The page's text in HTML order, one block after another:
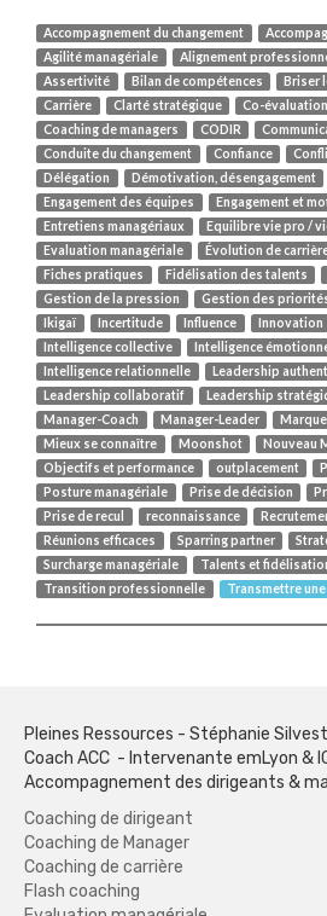
Accompagnement du changement
Agilité managériale
Alignement
Assertivité
Bilan de compétences Briser
Carrière
Clarté stratégique Co-évaluation
Coaching de managers
CODIR
Conduite du changement
Confiance
Délégation
Démotivation, désengagement
Engagement des équipes
Engagement et
Entretiens managériaux
Equilibre vie pro /
Evaluation managériale
Évolution de
Fiches pratiques
Fidélisation des talents
Gestion de la pression
Gestion des
Ikigaï
Incertitude Influence Innovation
Intelligence collective
Intelligence
Intelligence relationnelle
Leadership
Leadership collaboratif
Leadership
Manager-Coach
Manager-Leader
Mieux se connaître
Moonshot
Nouveau
Objectifs et performance
outplacement
Posture managériale
Prise de décision
Prise de recul
reconnaissance
Réunions efficaces
Sparring partner
Surcharge managériale
Talents et
Transition professionnelle
Transmettre
Pleines Ressources - Stéphanie
Coach ACC - Intervenante emLyon &
Accompagnement des dirigeants &
Coaching de dirigeant
Coaching de Manager
Coaching de carrière
Flash coaching